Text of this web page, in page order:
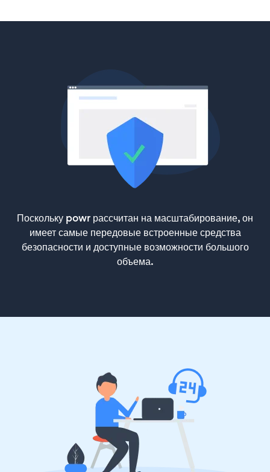
Поскольку powr рассчитан на масштабирование, он
имеет самые передовые встроенные средства
безопасности и доступные возможности большого
объема.